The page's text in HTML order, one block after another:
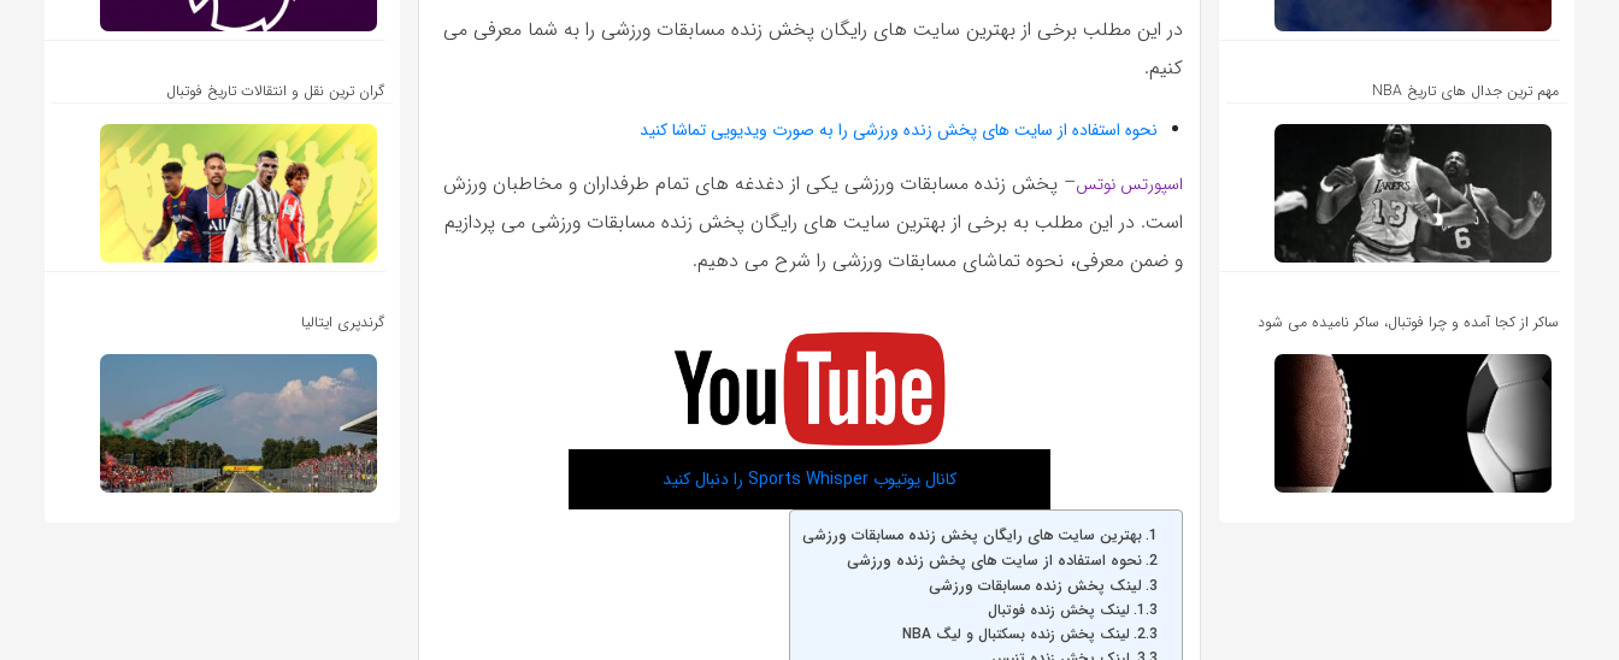
مهم ترین جدال های تاریخ NBA
ساکر از کجا آمده و چرا فوتبال، ساکر نامیده می شود
در این مطلب برخی از بهترین سایت های رایگان پخش زنده مسابقات ورزشی را به شما معرفی می
کنیم.
نحوه استفاده از سایت های پخش زنده ورزشی را به صورت ویدیویی تماشا کنید
اسپورتس نوتس– پخش زنده مسابقات ورزشی یکی از دغدغه های تمام طرفداران و مخاطبان ورزش
است. در این مطلب به برخی از بهترین سایت های رایگان پخش زنده مسابقات ورزشی می پردازیم
و ضمن معرفی، نحوه تماشای مسابقات ورزشی را شرح می دهیم.
کانال یوتیوب Sports Whisper را دنبال کنید
بهترین سایت های رایگان پخش زنده مسابقات ورزشی
نحوه استفاده از سایت های پخش زنده ورزشی
لینک پخش زنده مسابقات ورزشی
لینک پخش زنده فوتبال
لینک پخش زنده بسکتبال و لیگ NBA
گران ترین نقل و انتقالات تاریخ فوتبال
گرندپری ایتالیا